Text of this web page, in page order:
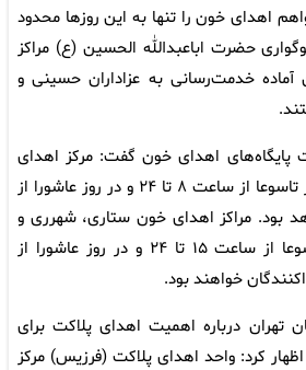
اهدای خون را تنها به این روزها محدود
حضرت اباعبدالله الحسین (ع) مراکز
خدمت‌رسانی به عزاداران حسینی و
پایگاه‌های اهدای خون گفت: مرکز اهدای
خون وصال شیرازی در روز تاسوعا از ساعت ۸ تا ۲۴ و در روز عاشورا از
فعال خواهد بود. مراکز اهدای خون ستاری، شهرری و
تهرانپارس نیز در روز تاسوعا از ساعت ۱۵ تا ۲۴ و در روز عاشورا از
تهران درباره اهمیت اهدای پلاکت برای
اظهار کرد: واحد اهدای پلاکت (فرزیس) مرکز